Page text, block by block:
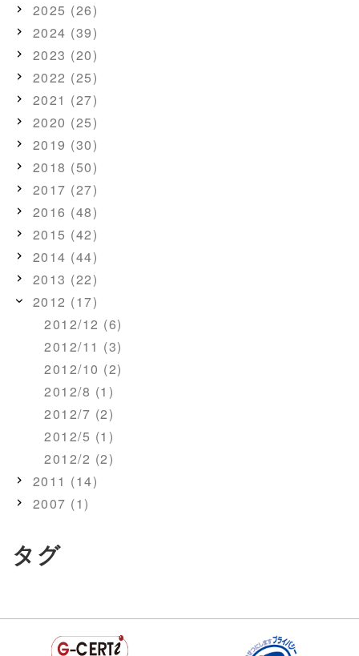
2025 (26)
2024 (39)
2023 (20)
2022 (25)
2021 (27)
2020 (25)
2019 (30)
2018 (50)
2017 (27)
2016 (48)
2015 (42)
2014 (44)
2013 (22)
2012 (17)
2012/12 (6)
2012/11 (3)
2012/10 (2)
2012/8 (1)
2012/7 (2)
2012/5 (1)
2012/2 (2)
2011 (14)
2007 (1)
タグ